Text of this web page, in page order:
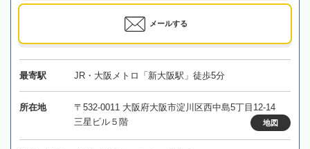
メールする
最寄駅 JR・大阪メトロ「新大阪駅」徒歩5分
所在地
〒532-0011 大阪府大阪市淀川区西中島5丁目12-14
三星ビル５階
地図